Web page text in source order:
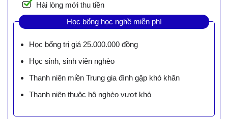
Hài lòng mới thu tiền
Học bổng học nghề miễn phí
Học bổng trị giá 25.000.000 đồng
Học sinh, sinh viên nghèo
Thanh niên miền Trung gia đình gặp khó khăn
Thanh niên thuộc hộ nghèo vượt khó